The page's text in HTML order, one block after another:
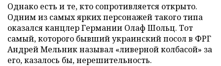
Однако есть и те, кто сопротивляется открыто.
Одним из самых ярких персонажей такого типа
оказался канцлер Германии Олаф Шольц. Тот
самый, которого бывший украинский посол в ФРГ
Андрей Мельник называл «ливерной колбасой» за
его, казалось бы, нерешительность.